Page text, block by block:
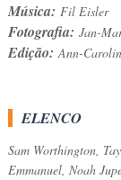
Música: Fil Eisler
Fotografia: Jan-
Edição:Ann-
ELENCO
Sam Worthington,
Emmanuel, Noah